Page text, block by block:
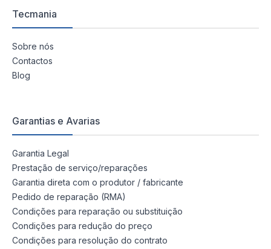
Tecmania
Sobre nós
Contactos
Blog
Garantias e Avarias
Garantia Legal
Prestação de serviço/reparações
Garantia direta com o produtor / fabricante
Pedido de reparação (RMA)
Condições para reparação ou substituição
Condições para redução do preço
Condições para resolução do contrato